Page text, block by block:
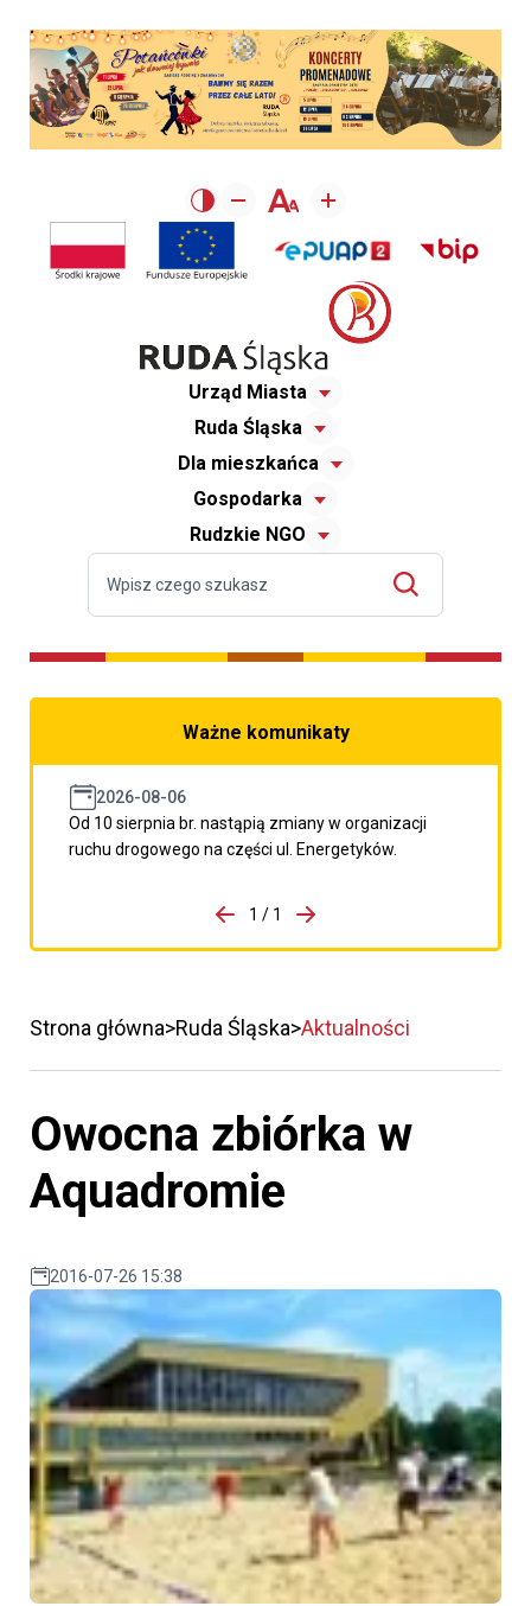
Urząd Miasta
Ruda Śląska
Dla mieszkańca
Gospodarka
Rudzkie NGO
Ważne komunikaty
2026-08-06
Od 10 sierpnia br. nastąpią zmiany w organizacji
ruchu drogowego na części ul. Energetyków.
porzpedniego komunikatu
1 / 1
Przejdź do następnego
Strona główna Ruda Śląska Aktualności
Owocna zbiórka w
Aquadromie
2016-07-26 15:38